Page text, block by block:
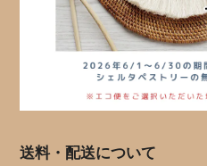
送料・配送について